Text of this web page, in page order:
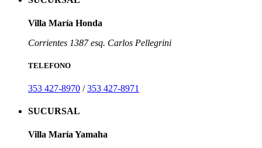
Villa María Honda
Corrientes 1387 esq. Carlos Pellegrini
TELEFONO
353 427-8970 /353 427-8971
SUCURSAL
Villa María Yamaha